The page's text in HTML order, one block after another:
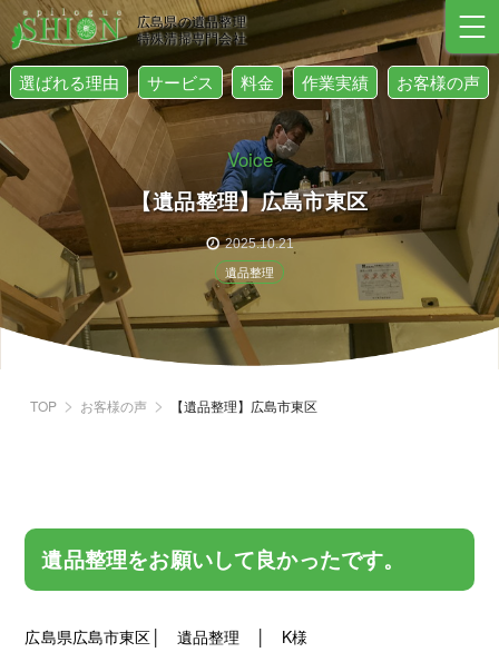
広島県の遺品整理
特殊清掃専門会社
選ばれる理由 サービス 料金 作業実績 お客様の声
Voice
【遺品整理】広島市東区
2025.10.21
遺品整理
TOP お客様の声 【遺品整理】広島市東区
遺品整理をお願いして良かったです。
広島県広島市東区│ 遺品整理 │ K様